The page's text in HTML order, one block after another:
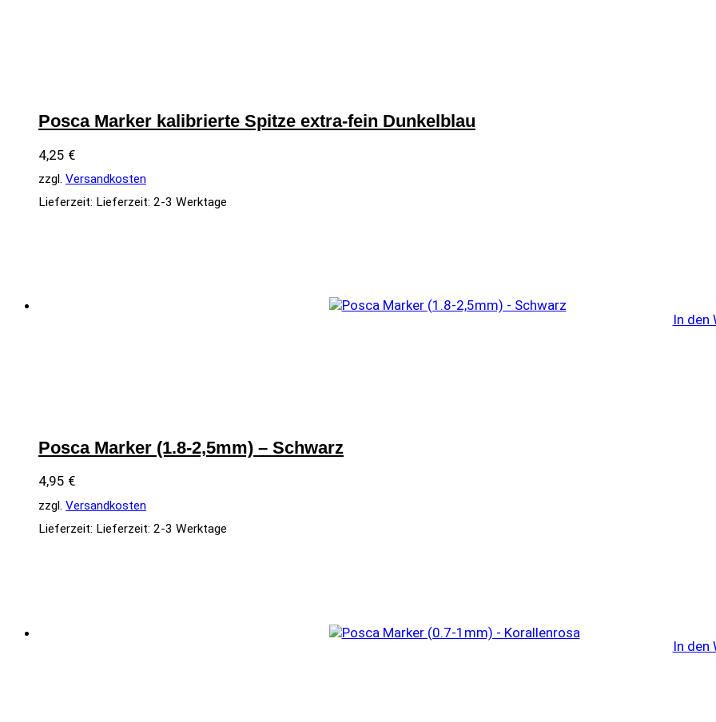
Posca Marker kalibrierte Spitze extra-fein Dunkelblau
4,25 €
zzgl. Versandkosten
Lieferzeit: Lieferzeit: 2-3 Werktage
In den
Posca Marker (1.8-2,5mm) – Schwarz
4,95 €
zzgl. Versandkosten
Lieferzeit: Lieferzeit: 2-3 Werktage
In den